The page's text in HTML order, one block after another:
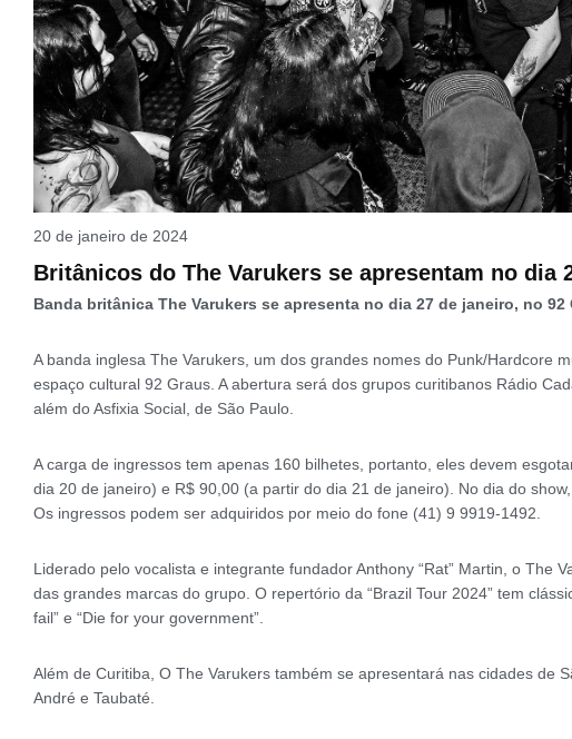
20 de janeiro de 2024
Britânicos do The Varukers se apresentam no dia
Banda britânica The Varukers se apresenta no dia 27 de janeiro, no 92
A banda inglesa The Varukers, um dos grandes nomes do Punk/Hardcore
espaço cultural 92 Graus. A abertura será dos grupos curitibanos Rádio
além do Asfixia Social, de São Paulo.
A carga de ingressos tem apenas 160 bilhetes, portanto, eles devem
dia 20 de janeiro) e R$ 90,00 (a partir do dia 21 de janeiro). No dia do
Os ingressos podem ser adquiridos por meio do fone (41) 9 9919-1492.
Liderado pelo vocalista e integrante fundador Anthony “Rat” Martin, o The
das grandes marcas do grupo. O repertório da “Brazil Tour 2024” tem
fail” e “Die for your government”.
Além de Curitiba, O The Varukers também se apresentará nas cidades de
André e Taubaté.